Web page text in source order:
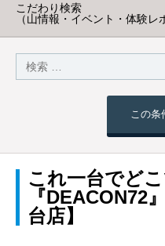
こだわり検索
（山情報・イベント・体験レ
この条
これ一台でど
『DEACON72
台店】